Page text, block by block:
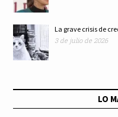
La grave crisis de
3 de julio de 2026
LO